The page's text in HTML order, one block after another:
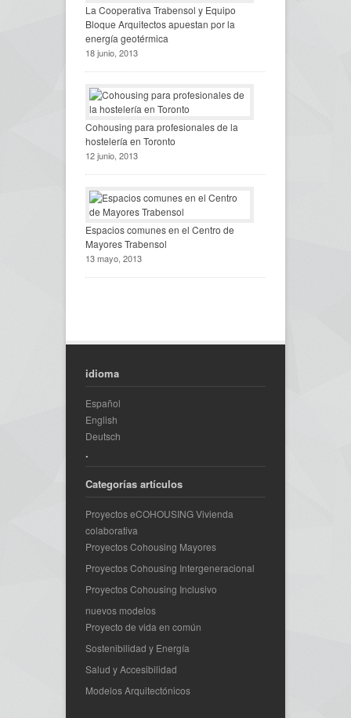
La Cooperativa Trabensol y Equipo
Bloque Arquitectos apuestan por la
energía geotérmica
18 junio, 2013
Cohousing para profesionales de la
hostelería en Toronto
12 junio, 2013
Espacios comunes en el Centro de
Mayores Trabensol
13 mayo, 2013
idioma
Español
English
Deutsch
.
Categorías artículos
Proyectos eCOHOUSING Vivienda
colaborativa
Proyectos Cohousing Mayores
Proyectos Cohousing Intergeneracional
Proyectos Cohousing Inclusivo
nuevos modelos
Proyecto de vida en común
Sostenibilidad y Energía
Salud y Accesibilidad
Modelos Arquitectónicos